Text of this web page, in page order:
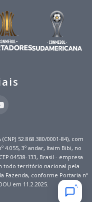
52.868.380/0001-84), com
4.055, 3º andar, Itaim Bibi, no
04538-133, Brasil - empresa
todo território nacional pela
Fazenda, conforme Portaria nº
em 11.2.2025.